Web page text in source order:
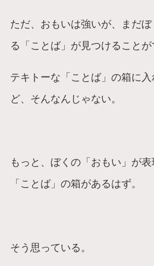
ただ、おもいは強いが、まだ
る「ことば」が見つけることが
テキトーな「ことば」の箱に
ど、そんなんじゃない。
もっと、ぼくの「おもい」が
「ことば」の箱があるはず。
そう思っている。